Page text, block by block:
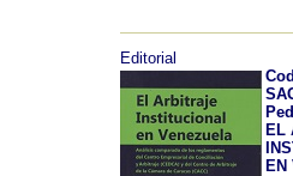
Editorial
EL
EN